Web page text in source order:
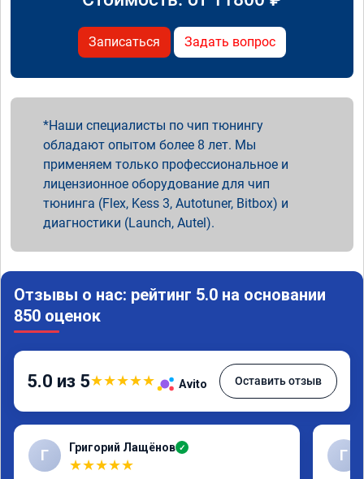
Записаться Задать вопрос
Наши специалисты по чип тюнингу
обладают опытом более 8 лет. Мы
применяем только профессиональное и
лицензионное оборудование для чип
тюнинга (Flex, Kess 3, Autotuner, Bitbox) и
диагностики (Launch, Autel).
Отзывы о нас: рейтинг 5.0 на основании
850 оценок
5.0 из 5★★★★★ Avito Оставить отзыв
Г Григорий Лащёнов ✓
★★★★★
Г